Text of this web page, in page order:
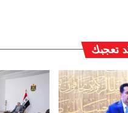
تعجبك